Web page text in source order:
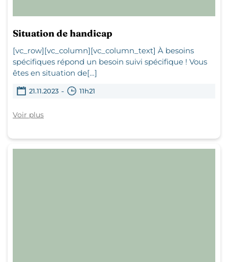
Situation de handicap
[vc_row][vc_column][vc_column_text] À besoins
spécifiques répond un besoin suivi spécifique ! Vous
êtes en situation de[…]
21.11.2023 - 11h21
Voir plus